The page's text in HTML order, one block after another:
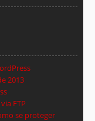
2013
FTP
se proteger